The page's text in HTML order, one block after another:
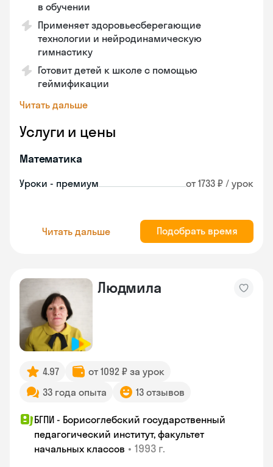
в обучении
Применяет здоровьесберегающие
технологии и нейродинамическую
гимнастику
Готовит детей к школе с помощью
геймификации
Читать дальше
Услуги и цены
Математика
Уроки - премиум от 1733 ₽ / урок
Читать дальше Подобрать время
Людмила
4.97
от 1092 ₽ за урок
33 года опыта
13 отзывов
БГПИ - Борисоглебский государственный
педагогический институт, факультет
начальных классов • 1993 г.